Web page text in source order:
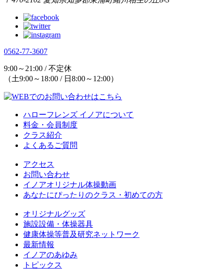
0562-77-3607
9:00～21:00 / 不定休
（土9:00～18:00 / 日8:00～12:00）
ハローフレンズ イノアについて
料金・会員制度
クラス紹介
よくあるご質問
アクセス
お問い合わせ
イノアオリジナル体操動画
あなたにぴったりのクラス・初めての方
オリジナルグッズ
施設設備・体操器具
健康体操等普及研究ネットワーク
最新情報
イノアのあゆみ
トピックス